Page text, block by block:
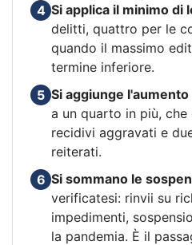
4 Si applica il minimo di
delitti, quattro per le
quando il massimo
termine inferiore.
5 Si aggiunge
a un quarto in più,
recidivi aggravati e
reiterati.
6 Si sommano le
verificatesi: rinvii su
impedimenti,
la pandemia. È il